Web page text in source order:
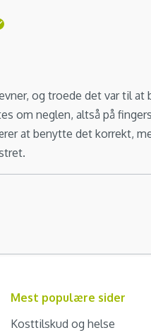
og troede det var til at
om neglen, altså på
at benytte det korrekt,
Mest populære sider
Kosttilskud og helse